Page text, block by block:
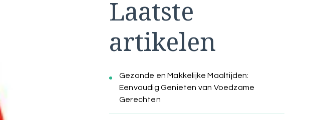
Laatste
artikelen
Gezonde en Makkelijke Maaltijden:
Eenvoudig Genieten van Voedzame
Gerechten